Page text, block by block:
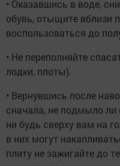
• Оказавшись в воде,
обувь, отыщите вблизи
воспользоваться до
• Не переполняйте
лодки, плоты).
• Вернувшись после
сначала, не подмыло ли
ни будь сверху вам на
в них могут
плиту не зажигайте до